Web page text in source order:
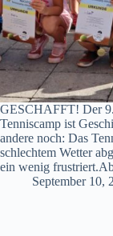
GESCHAFFT! Der
Tenniscamp ist
andere noch: Das
schlechtem Wetter
ein wenig
September 10,